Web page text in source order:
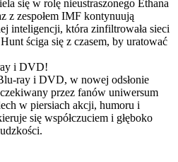
się w rolę nieustraszonego Ethana
z zespołem IMF kontynuują
inteligencji, która zinfiltrowała sieci
ściga się z czasem, by uratować
i DVD!
ray i DVD, w nowej odsłonie
przez fanów uniwersum
w piersiach akcji, humoru i
się współczuciem i głęboko